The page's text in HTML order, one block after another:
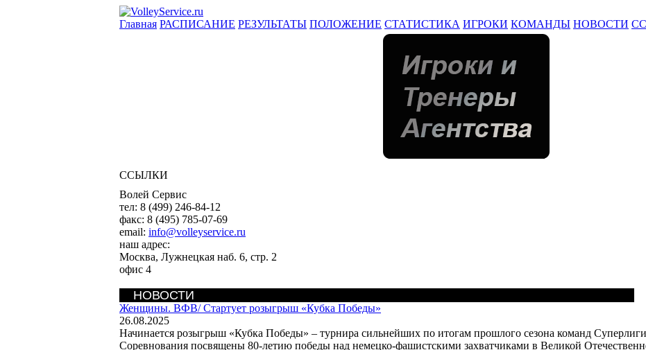
Главная РАСПИСАНИЕ РЕЗУЛЬТАТЫ ПОЛОЖЕНИЕ СТАТИСТИКА ИГРОКИ КОМАНДЫ НОВОСТИ
ССЫЛКИ
Волей Сервис
тел: 8 (499) 246-84-12
факс: 8 (495) 785-07-69
email: info@volleyservice.ru
наш адрес:
Москва, Лужнецкая наб. 6, стр. 2
офис 4
НОВОСТИ
Женщины. ВФВ/Стартует розыгрыш «Кубка Победы»
26.08.2025
Начинается розыгрыш «Кубка Победы» – турнира сильнейших по итогам прошлого сезона команд
Соревнования посвящены 80-летию победы над немецко-фашистскими захватчиками в Великой